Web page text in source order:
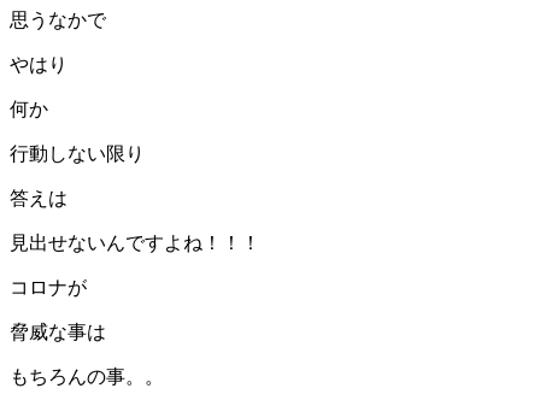
思うなかで
やはり
何か
行動しない限り
答えは
見出せないんですよね！！！
コロナが
脅威な事は
もちろんの事。。